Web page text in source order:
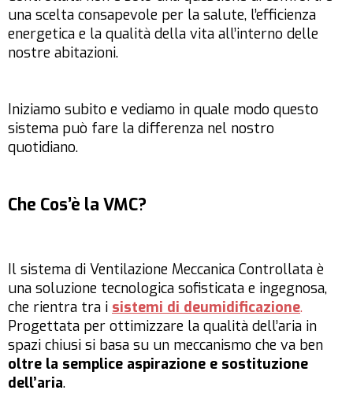
una scelta consapevole per la salute, l’efficienza
energetica e la qualità della vita all’interno delle
nostre abitazioni.
Iniziamo subito e vediamo in quale modo questo
sistema può fare la differenza nel nostro
quotidiano.
Che Cos’è la VMC?
Il sistema di Ventilazione Meccanica Controllata è
una soluzione tecnologica sofisticata e ingegnosa,
che rientra tra i sistemi di deumidificazione.
Progettata per ottimizzare la qualità dell’aria in
spazi chiusi si basa su un meccanismo che va ben
oltre la semplice aspirazione e sostituzione
dell’aria.